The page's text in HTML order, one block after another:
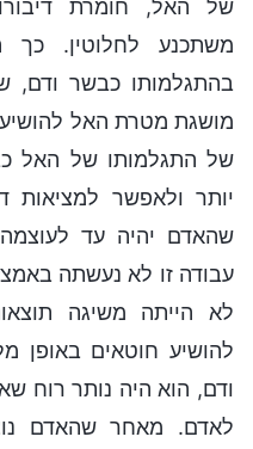
של האל, חומרת
משתכנע לחלוטין.
בהתגלמותו כבשר ודם,
מושגת מטרת האל
של התגלמותו של האל
יותר ולאפשר למציאות
שהאדם יהיה עד
עבודה זו לא נעשתה
לא הייתה משיגה
להושיע חוטאים באופן
ודם, הוא היה נותר רוח
לאדם. מאחר שהאדם